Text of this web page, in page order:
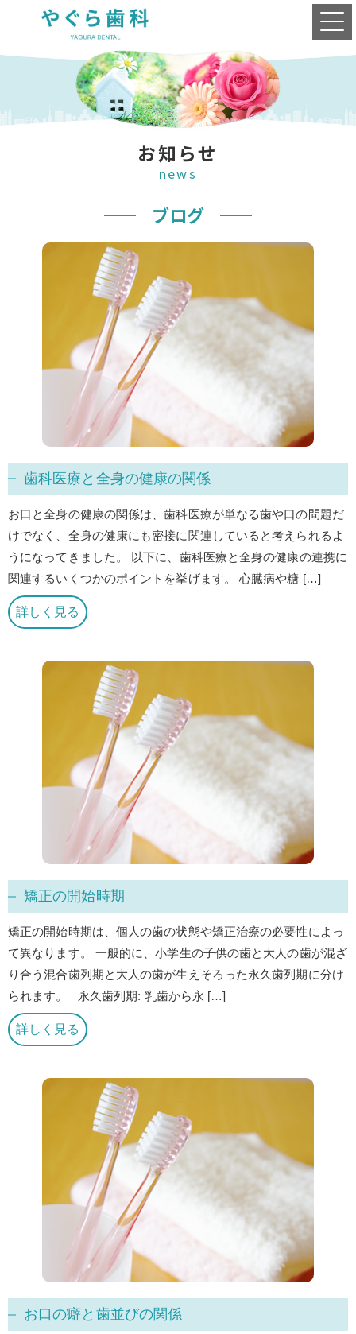
お知らせ
news
ブログ
歯科医療と全身の健康の関係
お口と全身の健康の関係は、歯科医療が単なる歯や口の問題だ
けでなく、全身の健康にも密接に関連していると考えられるよ
うになってきました。 以下に、歯科医療と全身の健康の連携に
関連するいくつかのポイントを挙げます。 心臓病や糖 […]
詳しく見る
矯正の開始時期
矯正の開始時期は、個人の歯の状態や矯正治療の必要性によっ
て異なります。 一般的に、小学生の子供の歯と大人の歯が混ざ
り合う混合歯列期と大人の歯が生えそろった永久歯列期に分け
られます。 永久歯列期: 乳歯から永 […]
詳しく見る
お口の癖と歯並びの関係